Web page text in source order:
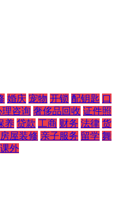
婚庆 宠物 开锁 配钥匙 口
理咨询 奢侈品回收 证件照
养 贷款 工商 财务 法律 货
房屋装修 亲子服务 留学 舞
课外